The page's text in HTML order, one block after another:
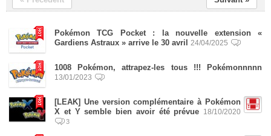
Pokémon TCG Pocket : la nouvelle extension «
Gardiens Astraux » arrive le 30 avril
24/04/2025
1008 Pokémon, attrapez-les tous !!! Pokémonnnnn
13/01/2023
[LEAK] Une version complémentaire à Pokémon
X et Y semble bien avoir été prévue
18/10/2020
3